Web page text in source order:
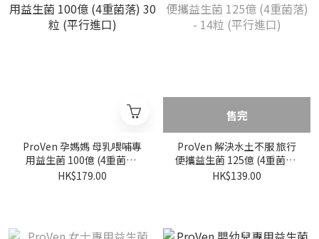
ProVen 孕媽媽 母乳喂哺專
用益生菌 100億 (4重菌落)
30粒 (平行進口)
HK$179.00
售完
ProVen 解決水土不服 旅行
便攜益生菌 125億 (4重菌落)
- 14粒 (平行進口)
HK$139.00